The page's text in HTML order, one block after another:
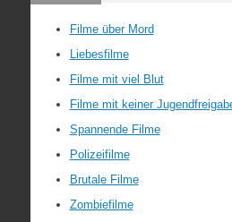
Filme über Mord
Liebesfilme
Filme mit viel Blut
Filme mit keiner
Spannende Filme
Polizeifilme
Brutale Filme
Zombiefilme